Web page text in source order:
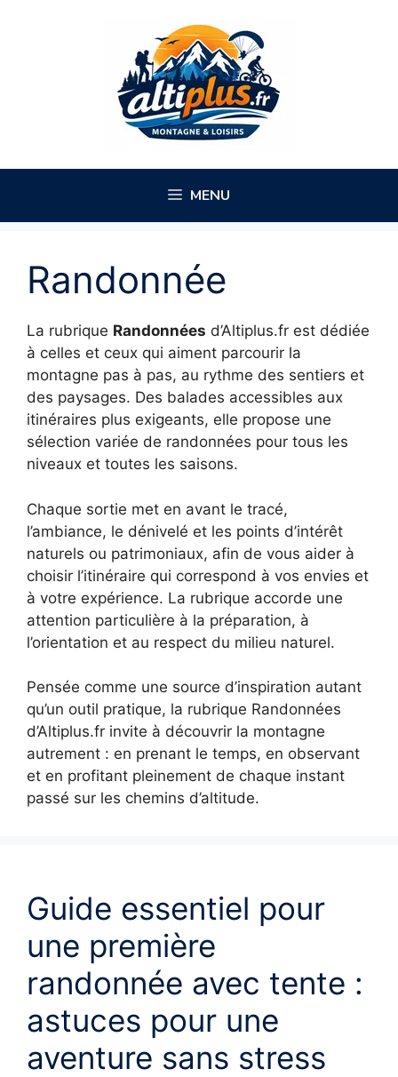
MENU
Randonnée
La rubrique Randonnées d’Altiplus.fr est dédiée
à celles et ceux qui aiment parcourir la
montagne pas à pas, au rythme des sentiers et
des paysages. Des balades accessibles aux
itinéraires plus exigeants, elle propose une
sélection variée de randonnées pour tous les
niveaux et toutes les saisons.
Chaque sortie met en avant le tracé,
l’ambiance, le dénivelé et les points d’intérêt
naturels ou patrimoniaux, afin de vous aider à
choisir l’itinéraire qui correspond à vos envies et
à votre expérience. La rubrique accorde une
attention particulière à la préparation, à
l’orientation et au respect du milieu naturel.
Pensée comme une source d’inspiration autant
qu’un outil pratique, la rubrique Randonnées
d’Altiplus.fr invite à découvrir la montagne
autrement : en prenant le temps, en observant
et en profitant pleinement de chaque instant
passé sur les chemins d’altitude.
Guide essentiel pour
une première
randonnée avec tente :
astuces pour une
aventure sans stress